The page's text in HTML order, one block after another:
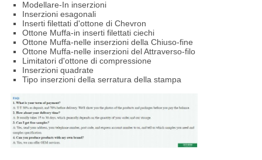
Modellare-In inserzioni
Inserzioni esagonali
Inserti filettati d'ottone di Chevron
Ottone Muffa-in inserti filettati ciechi
Ottone Muffa-nelle inserzioni della Chiuso-fine
Ottone Muffa-nelle inserzioni del Attraverso-filo
Limitatori d'ottone di compressione
Inserzioni quadrate
Tipo inserzioni della serratura della stampa